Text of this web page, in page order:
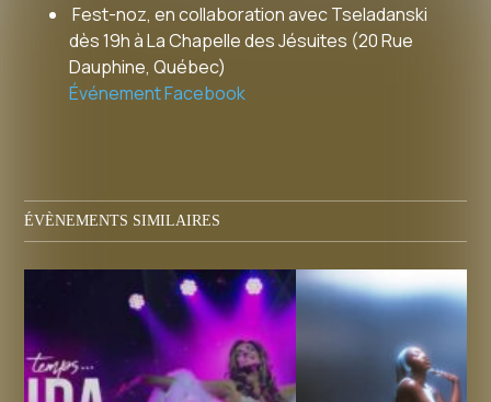
Fest-noz, en collaboration avec Tseladanski
dès 19h à La Chapelle des Jésuites (20 Rue
Dauphine, Québec)
Événement Facebook
ÉVÈNEMENTS SIMILAIRES